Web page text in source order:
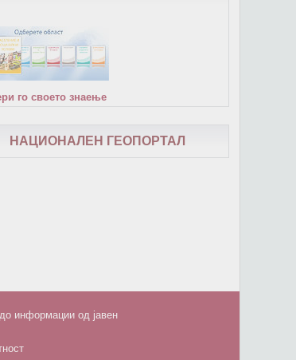
го своето знаење
НАЦИОНАЛЕН ГЕОПОРТАЛ
информации од јавен